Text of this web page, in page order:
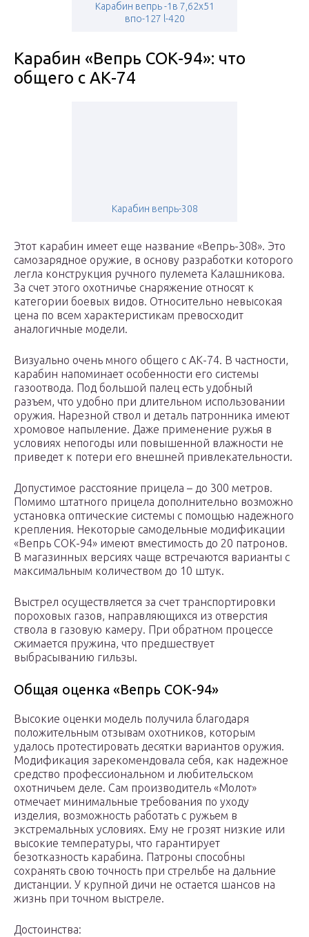
Карабин вепрь -1в 7,62х51
впо-127 l-420
Карабин «Вепрь СОК-94»: что
общего с АК-74
Карабин вепрь-308
Этот карабин имеет еще название «Вепрь-308». Это
самозарядное оружие, в основу разработки которого
легла конструкция ручного пулемета Калашникова.
За счет этого охотничье снаряжение относят к
категории боевых видов. Относительно невысокая
цена по всем характеристикам превосходит
аналогичные модели.
Визуально очень много общего с АК-74. В частности,
карабин напоминает особенности его системы
газоотвода. Под большой палец есть удобный
разъем, что удобно при длительном использовании
оружия. Нарезной ствол и деталь патронника имеют
хромовое напыление. Даже применение ружья в
условиях непогоды или повышенной влажности не
приведет к потери его внешней привлекательности.
Допустимое расстояние прицела – до 300 метров.
Помимо штатного прицела дополнительно возможно
установка оптические системы с помощью надежного
крепления. Некоторые самодельные модификации
«Вепрь СОК-94» имеют вместимость до 20 патронов.
В магазинных версиях чаще встречаются варианты с
максимальным количеством до 10 штук.
Выстрел осуществляется за счет транспортировки
пороховых газов, направляющихся из отверстия
ствола в газовую камеру. При обратном процессе
сжимается пружина, что предшествует
выбрасыванию гильзы.
Общая оценка «Вепрь СОК-94»
Высокие оценки модель получила благодаря
положительным отзывам охотников, которым
удалось протестировать десятки вариантов оружия.
Модификация зарекомендовала себя, как надежное
средство профессиональном и любительском
охотничьем деле. Сам производитель «Молот»
отмечает минимальные требования по уходу
изделия, возможность работать с ружьем в
экстремальных условиях. Ему не грозят низкие или
высокие температуры, что гарантирует
безотказность карабина. Патроны способны
сохранять свою точность при стрельбе на дальние
дистанции. У крупной дичи не остается шансов на
жизнь при точном выстреле.
Достоинства: